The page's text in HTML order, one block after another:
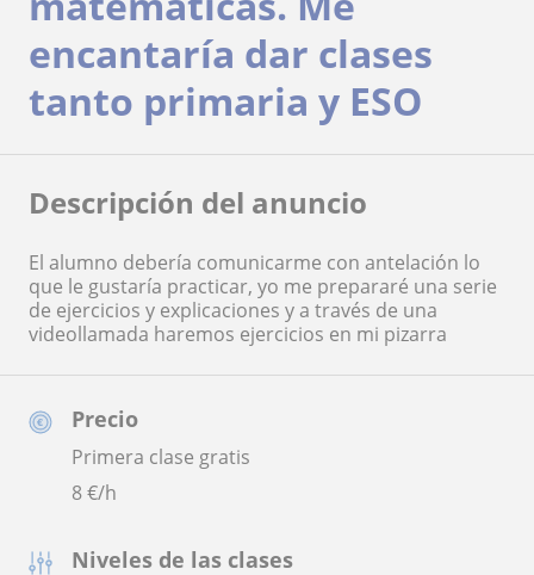
Precio
Primera clase gratis
8€/h
Niveles de las clases
encantaría dar clases
tanto primaria y ESO
Descripción del anuncio
El alumno debería comunicarme con antelación lo
que le gustaría practicar, yo me prepararé una serie
de ejercicios y explicaciones y a través de una
videollamada haremos ejercicios en mi pizarra